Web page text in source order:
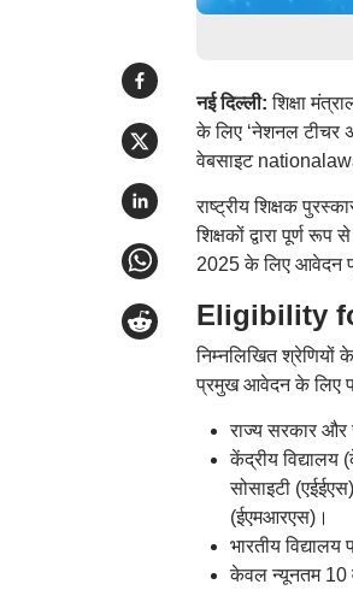
नई दिल्ली: शिक्षा
के लिए ‘नेशनल टीचर
वेबसाइट
राष्ट्रीय शिक्षक
शिक्षकों द्वारा पूर्ण
2025 के लिए आवेदन
Eligibility
निम्नलिखित श्रेणियों
प्रमुख आवेदन के लिए
राज्य सरकार और
केंद्रीय विद्यालय
सोसाइटी
(ईएमआरएस)।
भारतीय
केवल न्यूनतम 10